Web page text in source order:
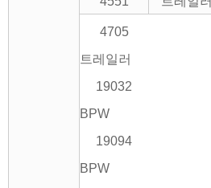
4705
트레일러
19032
BPW
19094
BPW